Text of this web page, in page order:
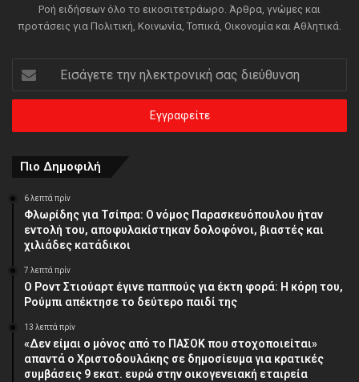
Ροή ειδήσεων όλο το εικοσιτετράωρο. Άρθρα, γνώμες και
προτάσεις για Πολιτική, Κοινωνία, Τοπικά, Οικονομία και Αθλητικά.
Εισάγετε
την
ηλεκτρονική
διεύθυνση
Πιο Δημοφιλή
6 λεπτά πρίν
Φλωρίδης για Τσίπρα: Ο νόμος Παρασκευόπουλου ήταν
εντολή του, αποφυλακίστηκαν δολοφόνοι, βιαστές και
χιλιάδες κατάδικοι
7 λεπτά πρίν
Ο Ροντ Στιούαρτ έγινε παππούς για έκτη φορά: Η κόρη του,
Ρούμπι απέκτησε το δεύτερο παιδί της
13 λεπτά πρίν
«Δεν είμαι ο μόνος από το ΠΑΣΟΚ που στοχοποιείται»
απαντά ο Χριστοδουλάκης σε δημοσίευμα για κρατικές
συμβάσεις 9 εκατ. ευρώ στην οικογενειακή εταιρεία